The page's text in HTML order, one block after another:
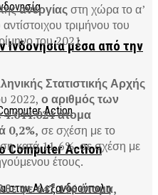
Ινδονησία μέσα από την
Computer Action
ανεργίαςστη χώρα το α’
τριμήνου του
του 2021
Στατιστικής Αρχής
2022, ο αριθμός των
άτομα
0,2%, σε σχέση με το
κατά 11,6%, σε σχέση με
έτους.
σε 647.196 άτομα,